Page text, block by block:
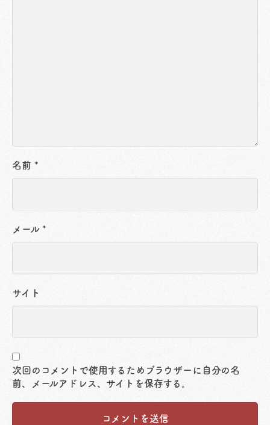
名前 *
メール *
サイト
次回のコメントで使用するためブラウザーに自分の名
前、メールアドレス、サイトを保存する。